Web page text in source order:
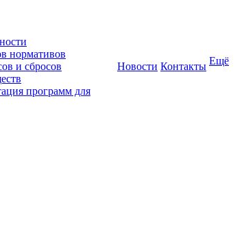
нормативов
и сбросов
программ для
Новости Контакты Ещё